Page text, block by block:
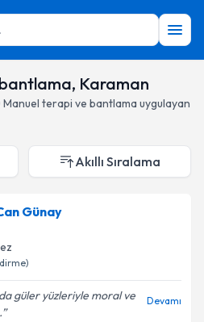
Karaman
Manuel terapi ve bantlama uygulayan
Akıllı Sıralama
Günay
güler yüzleriyle moral ve
Devamı